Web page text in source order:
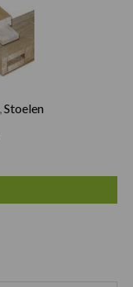
StoelenSteffi Stoel Zand